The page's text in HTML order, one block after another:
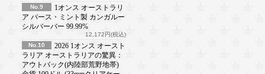
No.9
1オンス オーストラリ
ア パース・ミント製 カンガルー
シルバーバー 99.99%
12,172円(税込)
No.10
2026 1オンス オースト
ラリア オーストラリアの驚異：
アウトバック(内陸部荒野地帯)